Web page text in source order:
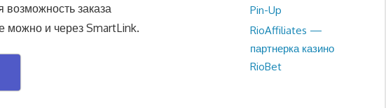
заказа
можно и через SmartLink.
Pin-Up
RioAffiliates —
партнерка казино
RioBet